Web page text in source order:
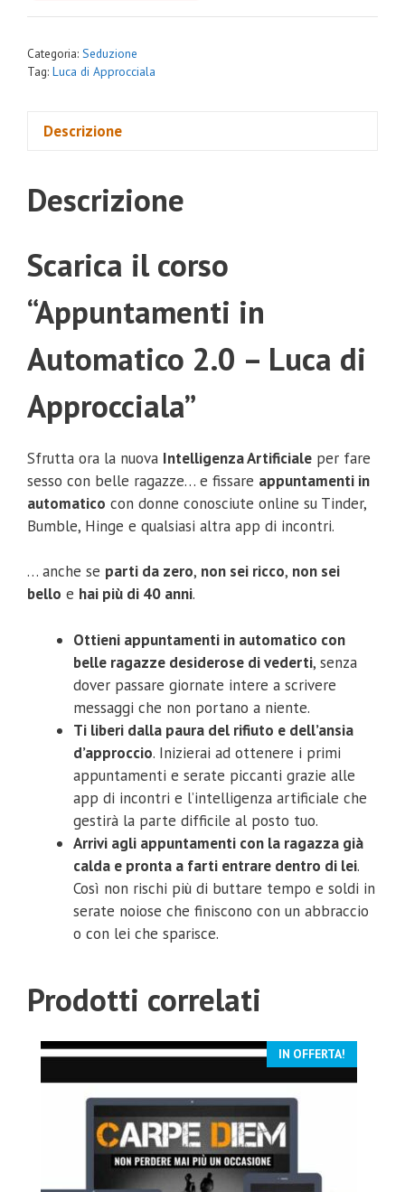
Categoria: Seduzione
Tag: Luca di Approcciala
Descrizione
Descrizione
Scarica il corso
“Appuntamenti in
Automatico 2.0 – Luca di
Approcciala”
Sfrutta ora la nuova Intelligenza Artificiale per fare
sesso con belle ragazze… e fissare appuntamenti in
automatico con donne conosciute online su Tinder,
Bumble, Hinge e qualsiasi altra app di incontri.
… anche se parti da zero, non sei ricco, non sei
bello e hai più di 40 anni.
Ottieni appuntamenti in automatico con
belle ragazze desiderose di vederti, senza
dover passare giornate intere a scrivere
messaggi che non portano a niente.
Ti liberi dalla paura del rifiuto e dell’ansia
d’approccio. Inizierai ad ottenere i primi
appuntamenti e serate piccanti grazie alle
app di incontri e l’intelligenza artificiale che
gestirà la parte difficile al posto tuo.
Arrivi agli appuntamenti con la ragazza già
calda e pronta a farti entrare dentro di lei.
Così non rischi più di buttare tempo e soldi in
serate noiose che finiscono con un abbraccio
o con lei che sparisce.
Prodotti correlati
IN OFFERTA!